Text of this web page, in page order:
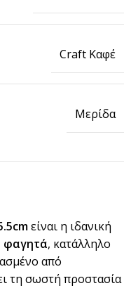
Craft Καφέ
Μερίδα
είναι η ιδανική
φαγητά, κατάλληλο
από
τη σωστή προστασία